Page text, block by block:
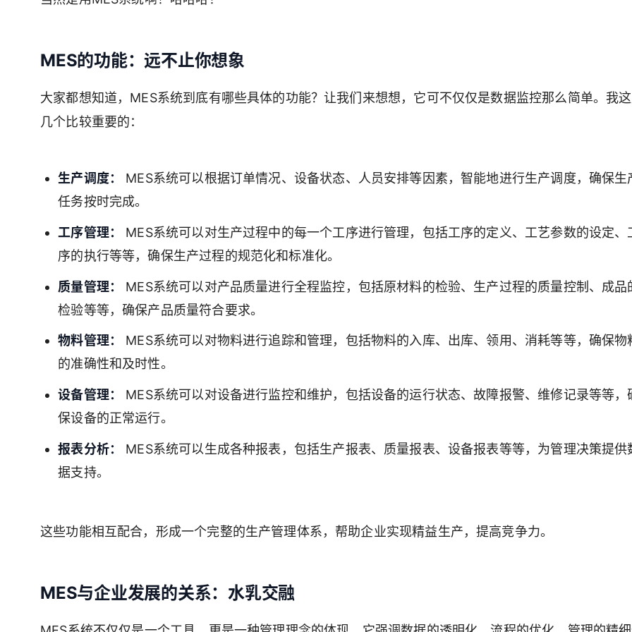
MES的功能：远不止你想象
大家都想知道，MES系统到底有哪些具体的功能？让我们来想想，它可不仅仅是数据监控那么简单。我这
几个比较重要的：
生产调度：
MES系统可以根据订单情况、设备状态、人员安排等因素，智能地进行生产调度，确保生
任务按时完成。
工序管理：
MES系统可以对生产过程中的每一个工序进行管理，包括工序的定义、工艺参数的设定、
序的执行等等，确保生产过程的规范化和标准化。
质量管理：
MES系统可以对产品质量进行全程监控，包括原材料的检验、生产过程的质量控制、成品
检验等等，确保产品质量符合要求。
物料管理：
MES系统可以对物料进行追踪和管理，包括物料的入库、出库、领用、消耗等等，确保物
的准确性和及时性。
设备管理：
MES系统可以对设备进行监控和维护，包括设备的运行状态、故障报警、维修记录等等，
保设备的正常运行。
报表分析：
MES系统可以生成各种报表，包括生产报表、质量报表、设备报表等等，为管理决策提供
据支持。
这些功能相互配合，形成一个完整的生产管理体系，帮助企业实现精益生产，提高竞争力。
MES与企业发展的关系：水乳交融